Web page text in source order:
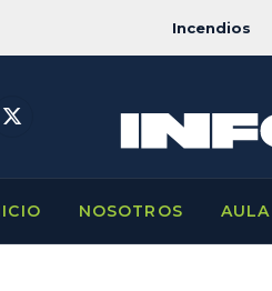
Incendios
X
NOSOTROS